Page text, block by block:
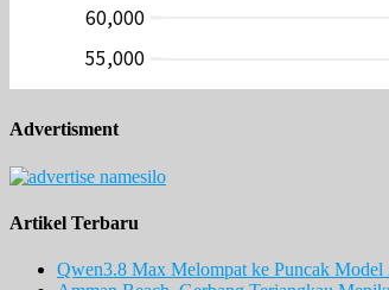
Advertisment
Artikel Terbaru
Qwen3.8 Max Melompat ke Puncak